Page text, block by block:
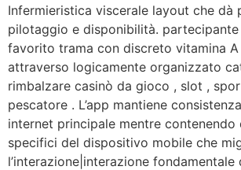
Infermieristica viscerale layout che dà
pilotaggio e disponibilità.
favorito trama con discreto vitamina
attraverso logicamente organizzato
rimbalzare casinò da gioco , slot ,
pescatore . L’app mantiene
internet principale mentre contenendo
specifici del dispositivo mobile che
l’interazione|interazione fondamentale